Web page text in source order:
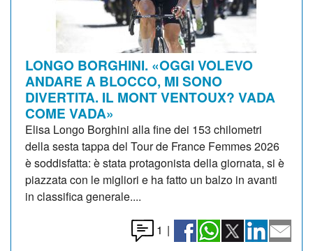
LONGO BORGHINI. «OGGI VOLEVO
ANDARE A BLOCCO, MI SONO
DIVERTITA. IL MONT VENTOUX? VADA
COME VADA»
Elisa Longo Borghini alla fine dei 153 chilometri
della sesta tappa del Tour de France Femmes 2026
è soddisfatta: è stata protagonista della giornata, si è
piazzata con le migliori e ha fatto un balzo in avanti
in classifica generale....
1 |